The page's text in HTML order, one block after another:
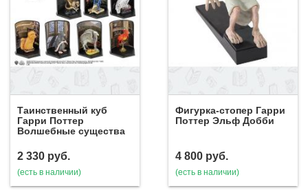
Таинственный куб
Гарри Поттер
Волшебные существа
2 330 руб.
(есть в наличии)
Фигурка-стопер Гарри
Поттер Эльф Добби
4 800 руб.
(есть в наличии)